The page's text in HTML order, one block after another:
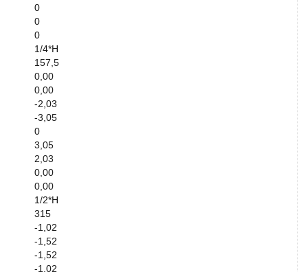
0
0
0
1/4*H
157,5
0,00
0,00
-2,03
-3,05
0
3,05
2,03
0,00
0,00
1/2*H
315
-1,02
-1,52
-1,52
-1,02